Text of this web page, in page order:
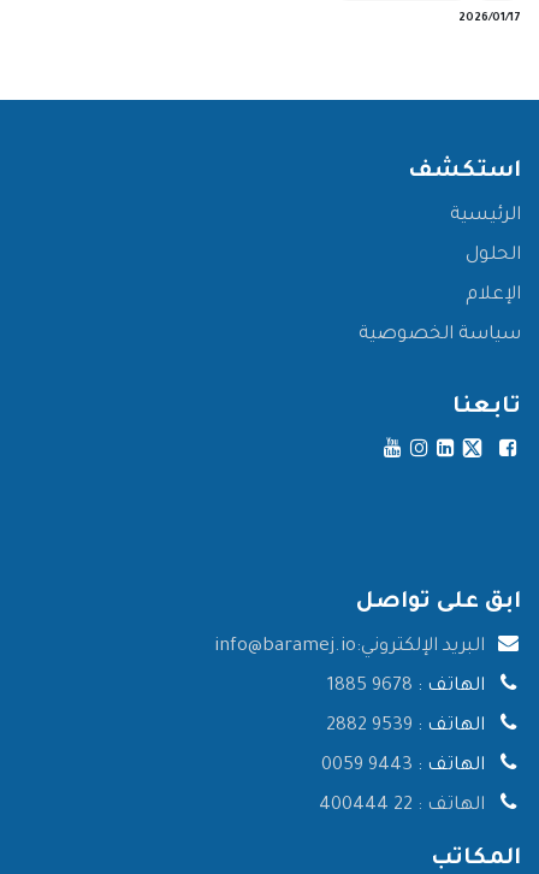
17‏/01‏/2026
استكشف
الرئيسية
الحلول
الإعلام
سياسة الخصوصية
تابعنا
ابق على تواصل
البريد الإلكتروني:info@baramej.io
الهاتف :
الهاتف :
الهاتف :
الهاتف :
المكاتب